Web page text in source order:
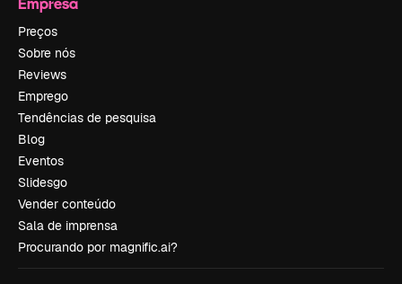
Preços
Sobre nós
Reviews
Emprego
Tendências de pesquisa
Blog
Eventos
Slidesgo
Vender conteúdo
Sala de imprensa
Procurando por magnific.ai?